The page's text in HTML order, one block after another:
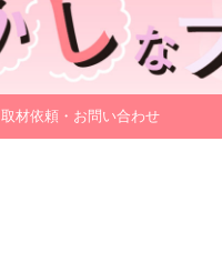
取材依頼・お問い合わせ